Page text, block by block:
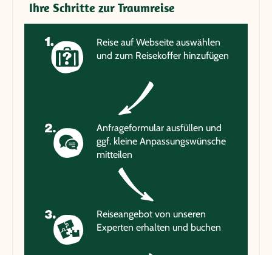
Ihre Schritte zur Traumreise
Reise auf Webseite auswählen
und zum Reisekoffer hinzufügen
Anfrageformular ausfüllen und
ggf. kleine Anpassungswünsche
mitteilen
Reiseangebot von unseren
Experten erhalten und buchen